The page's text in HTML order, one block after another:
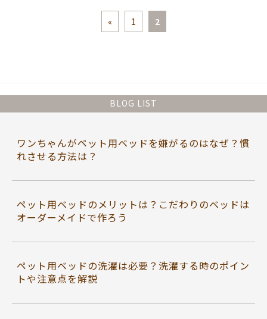
« 1 2
BLOG LIST
ワンちゃんがペット用ベッドを嫌がるのはなぜ？慣
れさせる方法は？
ペット用ベッドのメリットは？こだわりのベッドは
オーダーメイドで作ろう
ペット用ベッドの洗濯は必要？洗濯する時のポイン
トや注意点を解説